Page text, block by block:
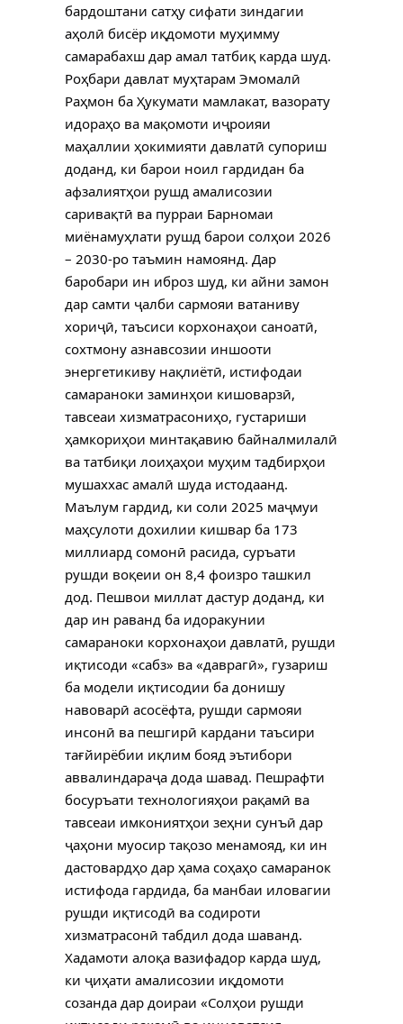
бардоштани сатҳу сифати зиндагии
аҳолӣ бисёр иқдомоти муҳимму
самарабахш дар амал татбиқ карда шуд.
Роҳбари давлат муҳтарам Эмомалӣ
Раҳмон ба Ҳукумати мамлакат, вазорату
идораҳо ва мақомоти иҷроияи
маҳаллии ҳокимияти давлатӣ супориш
доданд, ки барои ноил гардидан ба
афзалиятҳои рушд амалисозии
саривақтӣ ва пурраи Барномаи
миёнамуҳлати рушд барои солҳои 2026
– 2030-ро таъмин намоянд. Дар
баробари ин иброз шуд, ки айни замон
дар самти ҷалби сармояи ватаниву
хориҷӣ, таъсиси корхонаҳои саноатӣ,
сохтмону азнавсозии иншооти
энергетикиву нақлиётӣ, истифодаи
самараноки заминҳои кишоварзӣ,
тавсеаи хизматрасониҳо, густариши
ҳамкориҳои минтақавию байналмилалӣ
ва татбиқи лоиҳаҳои муҳим тадбирҳои
мушаххас амалӣ шуда истодаанд.
Маълум гардид, ки соли 2025 маҷмуи
маҳсулоти дохилии кишвар ба 173
миллиард сомонӣ расида, суръати
рушди воқеии он 8,4 фоизро ташкил
дод. Пешвои миллат дастур доданд, ки
дар ин раванд ба идоракунии
самараноки корхонаҳои давлатӣ, рушди
иқтисоди «сабз» ва «даврагӣ», гузариш
ба модели иқтисодии ба донишу
навоварӣ асосёфта, рушди сармояи
инсонӣ ва пешгирӣ кардани таъсири
тағйирёбии иқлим бояд эътибори
аввалиндараҷа дода шавад. Пешрафти
босуръати технологияҳои рақамӣ ва
тавсеаи имкониятҳои зеҳни сунъӣ дар
ҷаҳони муосир тақозо менамояд, ки ин
дастовардҳо дар ҳама соҳаҳо самаранок
истифода гардида, ба манбаи иловагии
рушди иқтисодӣ ва содироти
хизматрасонӣ табдил дода шаванд.
Хадамоти алоқа вазифадор карда шуд,
ки ҷиҳати амалисозии иқдомоти
созанда дар доираи «Солҳои рушди